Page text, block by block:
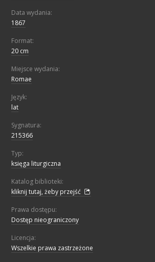
Data wydania:
1867
Format:
20 cm
Miejsce wydania:
Romae
Język:
lat
Sygnatura:
215366
Typ:
księga liturgiczna
Katalog biblioteki:
kliknij tutaj, żeby przejść
Prawa dostępu:
Dostęp nieograniczony
Licencja:
Wszelkie prawa zastrzeżone